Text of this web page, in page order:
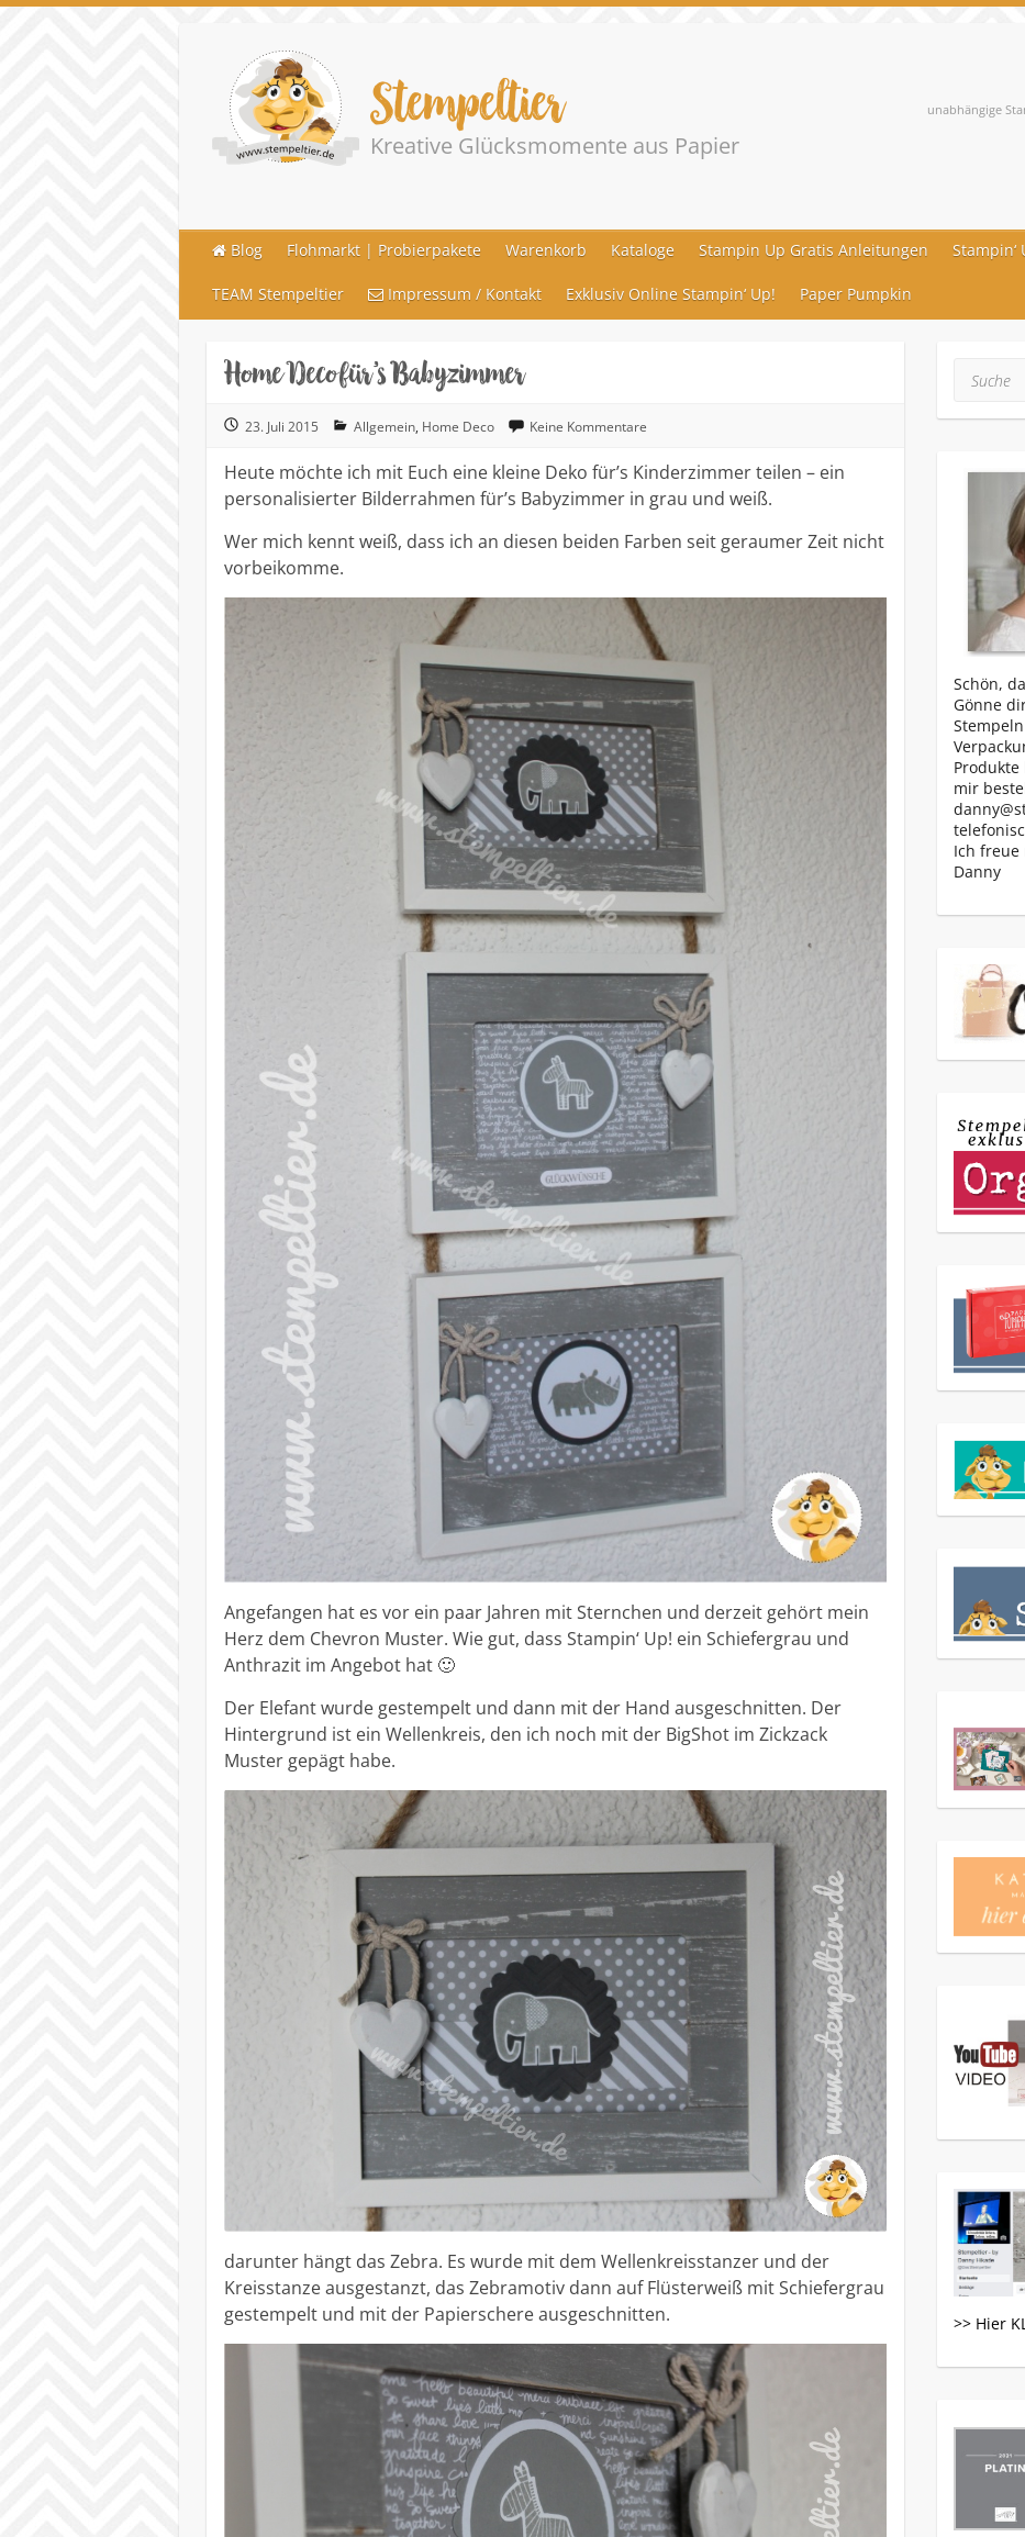
unabhängige
Stempeltier
Kreative Glücksmomente aus Papier
Blog Flohmarkt | Probierpakete Warenkorb Kataloge Stampin Up Gratis Anleitungen Stampin‘
TEAM Stempeltier Impressum / Kontakt Exklusiv Online Stampin‘ Up! Paper Pumpkin
Home Deco für’s Babyzimmer
23. Juli 2015 Allgemein, Home Deco Keine Kommentare
Heute möchte ich mit Euch eine kleine Deko für’s Kinderzimmer teilen – ein
personalisierter Bilderrahmen für’s Babyzimmer in grau und weiß.
Wer mich kennt weiß, dass ich an diesen beiden Farben seit geraumer Zeit nicht
vorbeikomme.
Angefangen hat es vor ein paar Jahren mit Sternchen und derzeit gehört mein
Herz dem Chevron Muster. Wie gut, dass Stampin‘ Up! ein Schiefergrau und
Anthrazit im Angebot hat 🙂
Der Elefant wurde gestempelt und dann mit der Hand ausgeschnitten. Der
Hintergrund ist ein Wellenkreis, den ich noch mit der BigShot im Zickzack
Muster gepägt habe.
darunter hängt das Zebra. Es wurde mit dem Wellenkreisstanzer und der
Kreisstanze ausgestanzt, das Zebramotiv dann auf Flüsterweiß mit Schiefergrau
gestempelt und mit der Papierschere ausgeschnitten.
Schön,
Gönne
mir
Ich freue
Danny
>> Hier